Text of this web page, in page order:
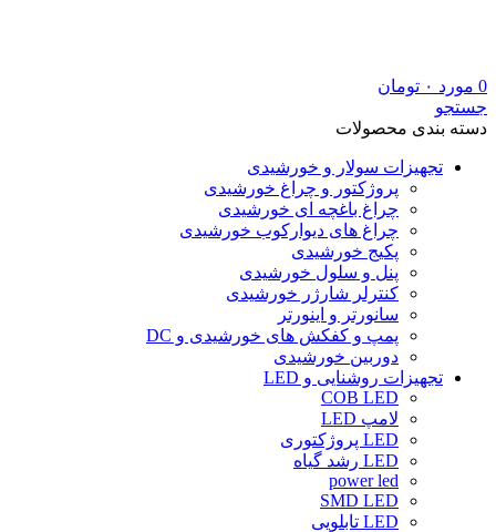
0 مورد ۰ تومان
جستجو
دسته بندی محصولات
تجهیزات سولار و خورشیدی
پروژکتور و چراغ خورشیدی
چراغ باغچه ای خورشیدی
چراغ های دیوارکوب خورشیدی
پکیج خورشیدی
پنل و سلول خورشیدی
کنترلر شارژر خورشیدی
سانورتر و اینورتر
پمپ و کفکش های خورشیدی و DC
دوربین خورشیدی
تجهیزات روشنایی و LED
COB LED
لامپ LED
LED پروژکتوری
LED رشد گیاه
power led
SMD LED
LED تابلویی